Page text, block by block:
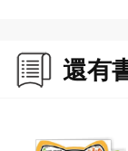
還有